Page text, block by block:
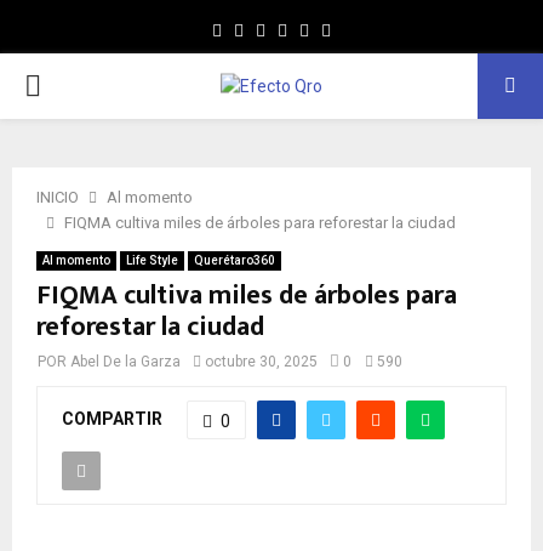
Facebook
TwitterInstagram
YoutubeWhatsapp
MENÚ
INICIO
Al momento
FIQMA cultiva miles de árboles para reforestar la ciudad
Al momento Life Style Querétaro360
FIQMA cultiva miles de árboles para
reforestar la ciudad
POR Abel De la Garza octubre 30, 2025 0 590
COMPARTIR 0